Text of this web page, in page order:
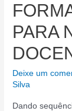
PARA
Deixe um
Silva
Dando